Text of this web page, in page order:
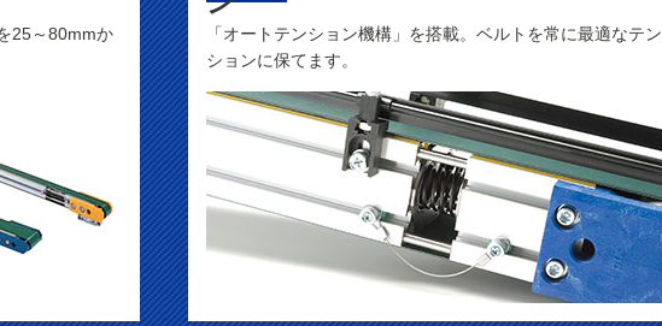
25～80mmか
「オートテンション機構」を搭載。ベルトを常に最適なテン
ションに保てます。